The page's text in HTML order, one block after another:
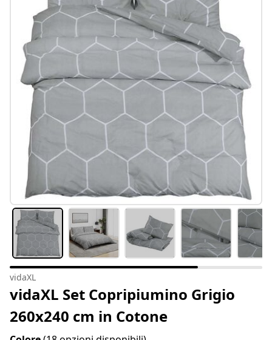
vidaXL
vidaXL Set Copripiumino Grigio
260x240 cm in Cotone